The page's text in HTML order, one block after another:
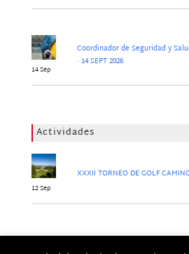
14 Sep
Coordinador de Seguridad y
· 14 SEPT 2026
Actividades
12 Sep
XXXII TORNEO DE GOLF